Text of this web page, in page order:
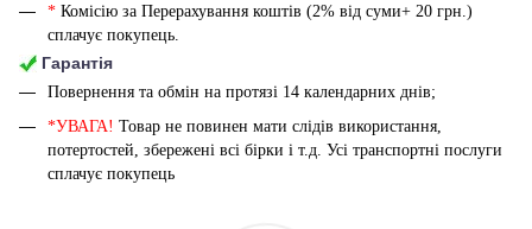
* Комісію за Перерахування коштів (2% від суми+ 20 грн.)
сплачує покупець.
Гарантія
Повернення та обмін на протязі 14 календарних днів;
*УВАГА! Товар не повинен мати слідів використання,
потертостей, збережені всі бірки і т.д. Усі транспортні послуги
сплачує покупець